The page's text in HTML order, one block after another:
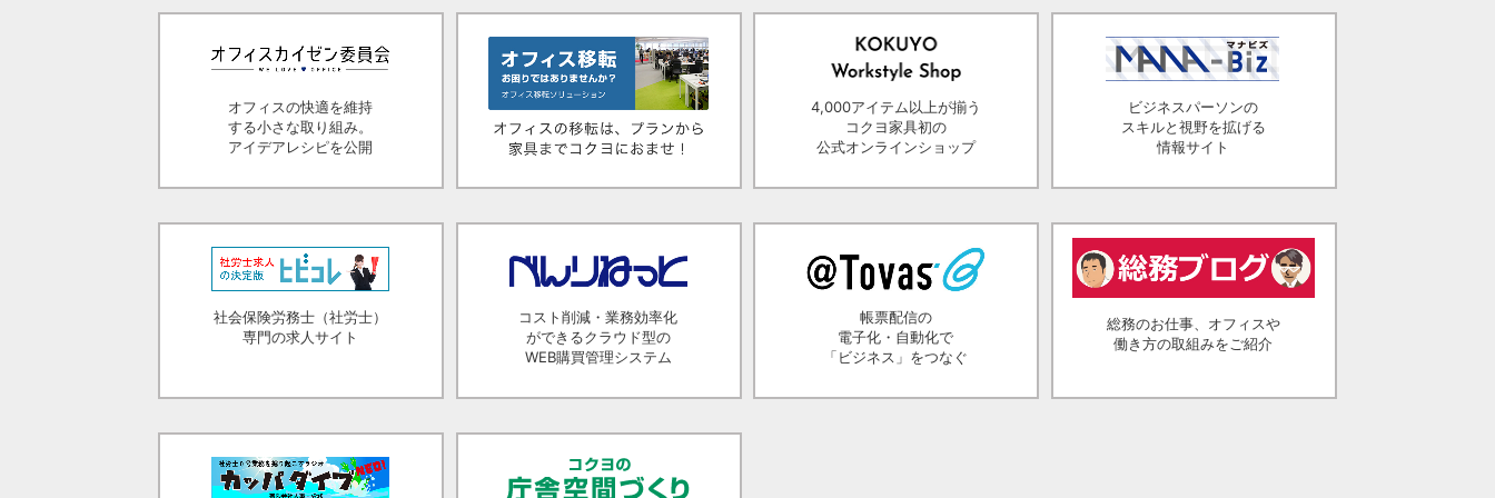
オフィスの快適を維持
する小さな取り組み。
アイデアレシピを公開
4,000アイテム以上が揃う
コクヨ家具初の
公式オンラインショップ
ビジネスパーソンの
スキルと視野を拡げる
情報サイト
社会保険労務士（社労士）
専門の求人サイト
コスト削減・業務効率化
ができるクラウド型の
WEB購買管理システム
帳票配信の
電子化・自動化で
「ビジネス」をつなぐ
総務のお仕事、オフィスや
働き方の取組みをご紹介